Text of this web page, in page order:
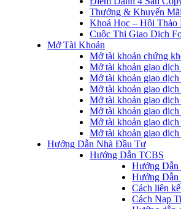
Thưởng & Khuyến
Khoá Học – Hội Thảo
Cuộc Thi Giao Dịch
Mở Tài Khoản
Mở tài khoản chứng
Mở tài khoản giao
Mở tài khoản giao
Mở tài khoản giao dịch
Mở tài khoản giao
Mở tài khoản giao
Mở tài khoản giao
Mở tài khoản giao dịch
Hướng Dẫn Nhà Đầu Tư
Hướng Dẫn TCBS
Hướng Dẫn
Hướng Dẫn
Cách liên
Cách Nạp